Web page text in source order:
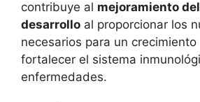
contribuye al mejoramiento
desarrollo al proporcionar los
necesarios para un crecimiento
fortalecer el sistema
enfermedades.